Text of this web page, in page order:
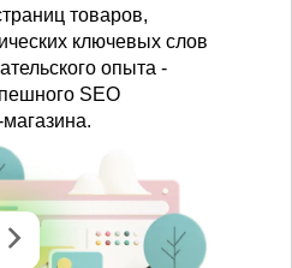
товаров,
ключевых слов
опыта -
SEO